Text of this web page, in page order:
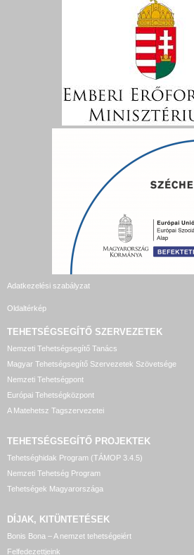
Adatkezelési szabályzat
Oldaltérkép
TEHETSÉGSEGÍTŐ SZERVEZETEK
Nemzeti Tehetségsegítő Tanács
Magyar Tehetségsegítő Szervezetek Szövetsége
Nemzeti Tehetségpont
Európai Tehetségközpont
A Matehetsz Tagszervezetei
TEHETSÉGSEGÍTŐ PROJEKTEK
Tehetséghidak Program (TÁMOP 3.4.5)
Nemzeti Tehetség Program
Tehetségek Magyarországa
DÍJAK, KITÜNTETÉSEK
Bonis Bona – A nemzet tehetségeiért
Felfedezettjeink